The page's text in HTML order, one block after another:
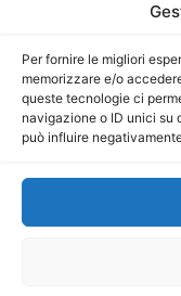
Per fornire le migliori
memorizzare e/o
queste tecnologie ci
navigazione o ID unici su
può influire